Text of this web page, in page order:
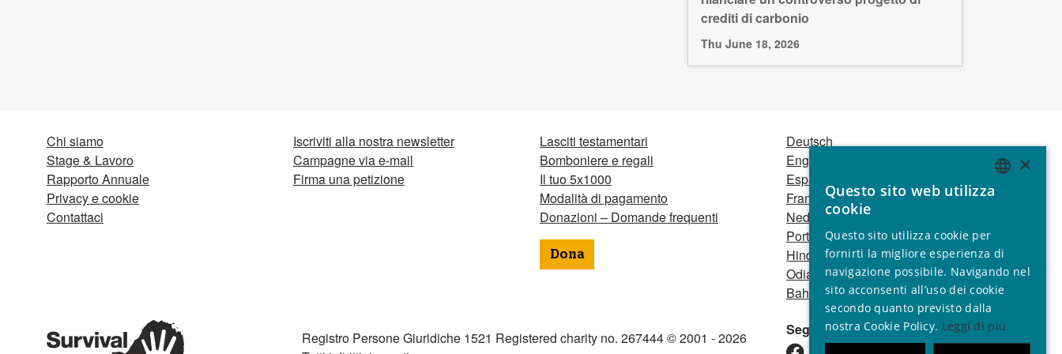
crediti di carbonio
Thu June 18, 2026
Chi siamo
Stage & Lavoro
Rapporto Annuale
Privacy e cookie
Contattaci
Iscriviti alla nostra newsletter
Campagne via e-mail
Firma una petizione
Lasciti testamentari
Bomboniere e regali
Il tuo 5x1000
Modalità di pagamento
Donazioni – Domande frequenti
Dona
Deutsch
English
Español
Français
Nederlands
Português
Hindi
Odia
Bahasa Indonesia
Seguici
Registro Persone Giuridiche 1521 Registered charity no. 267444 © 2001 - 2026
ENGLISH
SPANISH
FRENCH
ITALIAN
PORTUGUESE
×
Questo sito web utilizza
cookie
Questo sito utilizza cookie per
fornirti la migliore esperienza di
navigazione possibile. Navigando nel
sito acconsenti all’uso dei cookie
secondo quanto previsto dalla
nostra Cookie Policy. Leggi di più